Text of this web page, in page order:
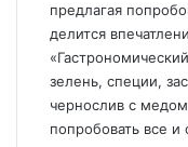
предлагая
делится
зелень, специи,
чернослив с
попробовать все и